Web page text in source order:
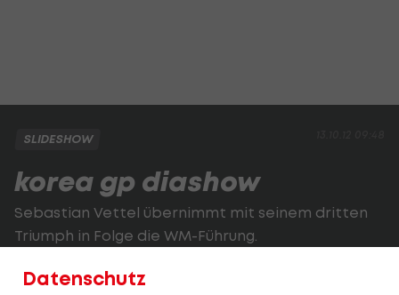
SLIDESHOW
korea gp diashow
Sebastian Vettel übernimmt mit seinem dritten
Triumph in Folge die WM-Führung.
Datenschutz